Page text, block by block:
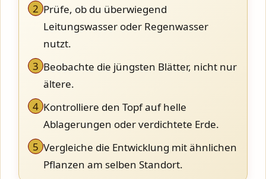
2 Prüfe, ob du überwiegend
Leitungswasser oder Regenwasser
nutzt.
3 Beobachte die jüngsten Blätter, nicht nur
ältere.
4 Kontrolliere den Topf auf helle
Ablagerungen oder verdichtete Erde.
5 Vergleiche die Entwicklung mit ähnlichen
Pflanzen am selben Standort.